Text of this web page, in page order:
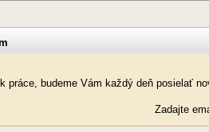
práce, budeme Vám každý deň posielať
Zadajte